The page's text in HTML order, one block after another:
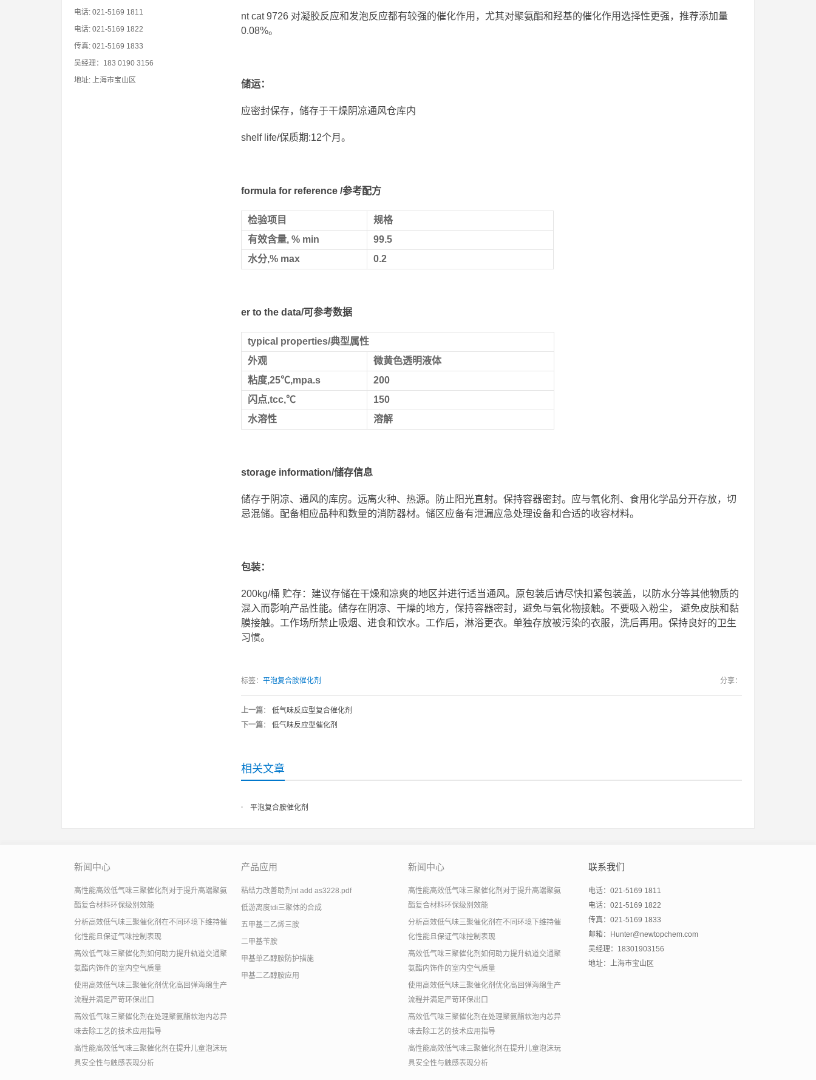
nt cat 9726 对凝胶反应和发泡反应都有较强的催化作用，尤其对聚氨酯和羟基的催化作用选择性更强，推荐添加量
0.08%。
储运：
应密封保存，储存于干燥阴凉通风仓库内
shelf life/保质期:12个月。
formula for reference /参考配方
检验项目
规格
有效含量, % min
99.5
水分,% max
0.2
er to the data/可参考数据
typical properties/典型属性
外观
微黄色透明液体
粘度,25℃,mpa.s
200
闪点,tcc,℃
150
水溶性
溶解
storage information/储存信息
储存于阴凉、通风的库房。远离火种、热源。防止阳光直射。保持容器密封。应与氧化剂、食用化学品分开存放，切
忌混储。配备相应品种和数量的消防器材。储区应备有泄漏应急处理设备和合适的收容材料。
包装：
200kg/桶 贮存：建议存储在干燥和凉爽的地区并进行适当通风。原包装后请尽快扣紧包装盖，以防水分等其他物质的
混入而影响产品性能。储存在阴凉、干燥的地方，保持容器密封，避免与氧化物接触。不要吸入粉尘， 避免皮肤和黏
膜接触。工作场所禁止吸烟、进食和饮水。工作后，淋浴更衣。单独存放被污染的衣服，洗后再用。保持良好的卫生
习惯。
标签： 平泡复合胺催化剂 分享：
上一篇： 低气味反应型复合催化剂
下一篇： 低气味反应型催化剂
相关文章
平泡复合胺催化剂
电话: 021-5169 1811
电话: 021-5169 1822
传真: 021-5169 1833
吴经理：183 0190 3156
地址: 上海市宝山区
新闻中心
高性能高效低气味三聚催化剂对于提升高端聚氨
酯复合材料环保级别效能
分析高效低气味三聚催化剂在不同环境下维持催
化性能且保证气味控制表现
高效低气味三聚催化剂如何助力提升轨道交通聚
氨酯内饰件的室内空气质量
使用高效低气味三聚催化剂优化高回弹海绵生产
流程并满足严苛环保出口
高效低气味三聚催化剂在处理聚氨酯软泡内芯异
味去除工艺的技术应用指导
高性能高效低气味三聚催化剂在提升儿童泡沫玩
具安全性与触感表现分析
产品应用
粘结力改善助剂nt add as3228.pdf
低游离度tdi三聚体的合成
五甲基二乙烯三胺
二甲基苄胺
甲基单乙醇胺防护措施
甲基二乙醇胺应用
新闻中心
高性能高效低气味三聚催化剂对于提升高端聚氨
酯复合材料环保级别效能
分析高效低气味三聚催化剂在不同环境下维持催
化性能且保证气味控制表现
高效低气味三聚催化剂如何助力提升轨道交通聚
氨酯内饰件的室内空气质量
使用高效低气味三聚催化剂优化高回弹海绵生产
流程并满足严苛环保出口
高效低气味三聚催化剂在处理聚氨酯软泡内芯异
味去除工艺的技术应用指导
高性能高效低气味三聚催化剂在提升儿童泡沫玩
具安全性与触感表现分析
联系我们
电话：021-5169 1811
电话：021-5169 1822
传真：021-5169 1833
邮箱：Hunter@newtopchem.com
吴经理：18301903156
地址：上海市宝山区